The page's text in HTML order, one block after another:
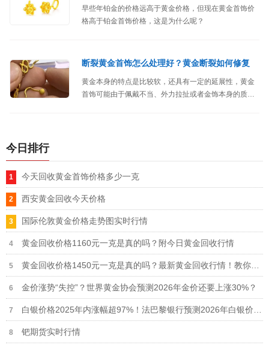
早些年铂金的价格远高于黄金价格，但现在黄金首饰价
格高于铂金首饰价格，这是为什么呢？
断裂黄金首饰怎么处理好？黄金断裂如何修复
黄金本身的特点是比较软，还具有一定的延展性，黄金
首饰可能由于佩戴不当、外力拉扯或者金饰本身的质量
今日排行
今天回收黄金首饰价格多少一克
西安黄金回收今天价格
国际伦敦黄金价格走势图实时行情
黄金回收价格1160元一克是真的吗？附今日黄金回收行情
金价涨势“失控”？​世界黄金协会预测2026年金价还要上涨30%？
钯期货实时行情